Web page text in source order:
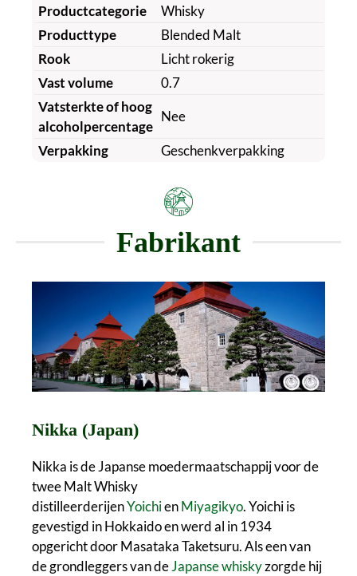
Productcategorie
Whisky
Producttype
Blended Malt
Rook
Licht rokerig
Vast volume
0.7
Vatsterkte of hoog
alcoholpercentage
Nee
Verpakking Geschenkverpakking
Fabrikant
Nikka (Japan)
Nikka is de Japanse moedermaatschappij voor de
twee Malt Whisky
distilleerderijenYoichienMiyagikyo. Yoichi is
gevestigd in Hokkaido en werd al in 1934
opgericht door Masataka Taketsuru. Als een van
de grondleggers van deJapanse whiskyzorgde hij